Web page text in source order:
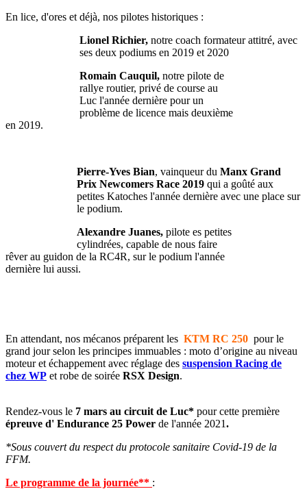
En lice, d'ores et déjà, nos pilotes historiques :
Lionel Richier, notre coach formateur attitré, avec
ses deux podiums en 2019 et 2020
Romain Cauquil, notre pilote de
rallye routier, privé de course au
Luc l'année dernière pour un
problème de licence mais deuxième
en 2019.
Pierre-Yves Bian, vainqueur du Manx Grand
Prix Newcomers Race 2019 qui a goûté aux
petites Katoches l'année dernière avec une place sur
le podium.
Alexandre Juanes, pilote es petites
cylindrées, capable de nous faire
rêver au guidon de la RC4R, sur le podium l'année
dernière lui aussi.
En attendant, nos mécanos préparent les KTM RC 250 pour le
grand jour selon les principes immuables : moto d’origine au niveau
moteur et échappement avec réglage des suspension Racing de
chez WP et robe de soirée RSX Design.
Rendez-vous le 7 mars au circuit de Luc* pour cette première
épreuve d' Endurance 25 Power de l'année 2021.
*Sous couvert du respect du protocole sanitaire Covid-19 de la
FFM.
Le programme de la journée** :